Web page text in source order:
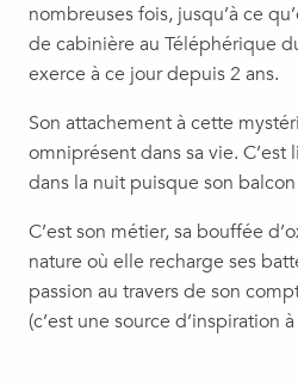
nombreuses fois, jusqu’à ce
de cabinière au Téléphérique
exerce à ce jour depuis 2 ans.
Son attachement à cette
omniprésent dans sa vie.
dans la nuit puisque son
C’est son métier, sa bouffée
nature où elle recharge ses
passion au travers de son
(c’est une source d’inspiration